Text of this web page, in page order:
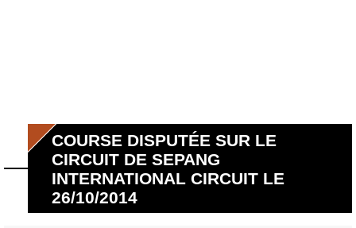
COURSE DISPUTÉE SUR LE
CIRCUIT DE SEPANG
INTERNATIONAL CIRCUIT LE
26/10/2014